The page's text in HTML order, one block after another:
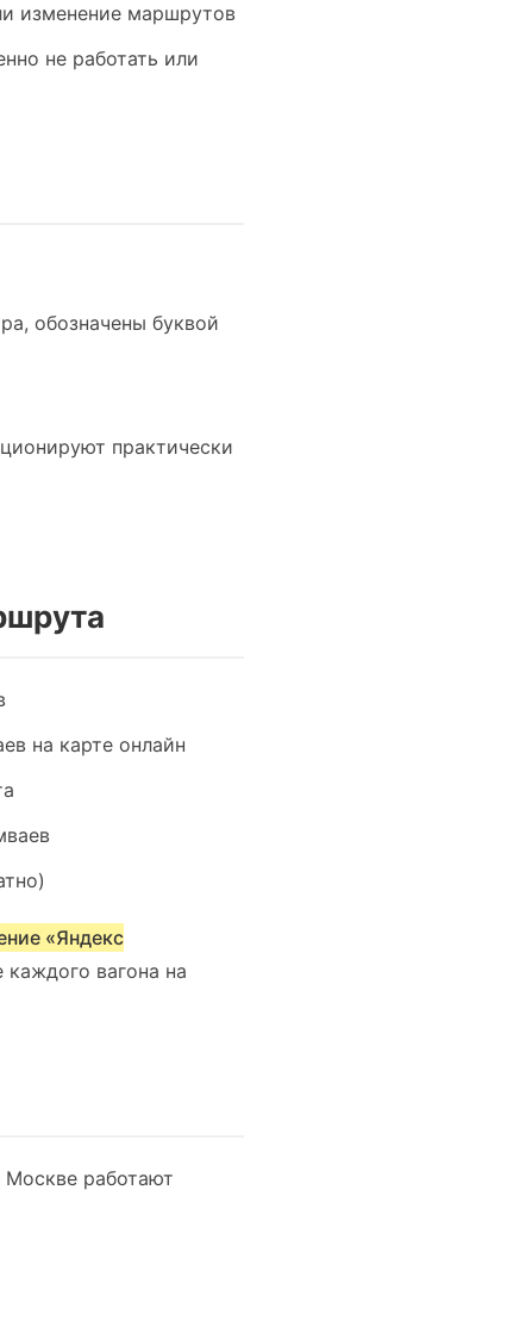
изменение маршрутов
не работать или
обозначены буквой
практически
на карте онлайн
«Яндекс
вагона на
Москве работают